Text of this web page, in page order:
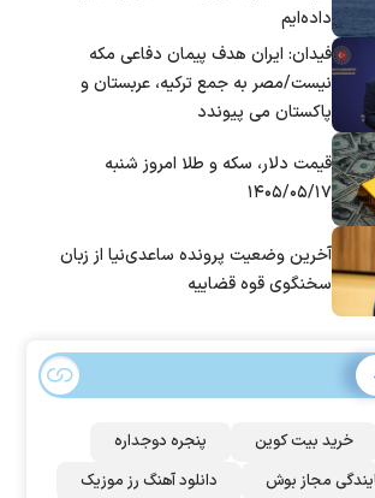
داده‌ایم
فیدان: ایران هدف پیمان دفاعی مکه
نیست/مصر به جمع ترکیه، عربستان و
پاکستان می پیوندد
قیمت دلار، سکه و طلا امروز شنبه
۱۴۰۵/۰۵/۱۷
آخرین وضعیت پرونده ساعدی‌نیا از زبان
سخنگوی قوه قضاییه
خرید بیت کوین
پنجره دوجداره
مجاز بوش دانلود آهنگ رز‌ موزیک